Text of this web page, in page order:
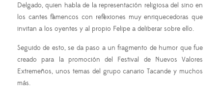
Delgado, quien habla de la representación religiosa del sino en
los cantes flamencos con reflexiones muy enriquecedoras que
invitan a los oyentes y al propio Felipe a deliberar sobre ello.
Seguido de esto, se da paso a un fragmento de humor que fue
creado para la promoción del Festival de Nuevos Valores
Extremeños, unos temas del grupo canario Tacande y muchos
más.